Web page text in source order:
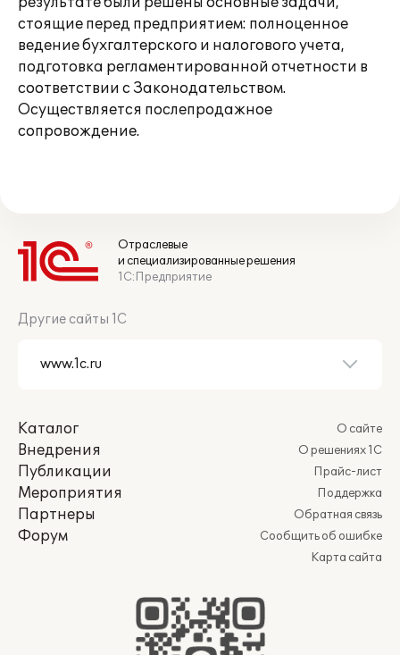
стоящие перед предприятием: полноценное
ведение бухгалтерского и налогового учета,
подготовка регламентированной отчетности в
соответствии с Законодательством.
Осуществляется послепродажное
сопровождение.
Отраслевые
и специализированные решения
1С:Предприятие
Другие сайты 1С
Каталог
Внедрения
Публикации
Мероприятия
Партнеры
Форум
О сайте
О решениях 1С
Прайс-лист
Поддержка
Обратная связь
Сообщить об ошибке
Карта сайта